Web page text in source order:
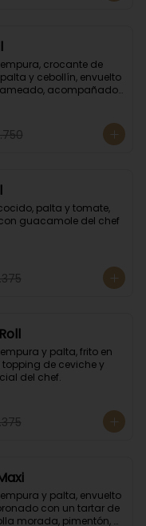
crocante de
y cebollín, envuelto
acompañado
palta y tomate,
guacamole del chef
y palta, frito en
topping de ceviche y
del chef.
y palta, envuelto
con un tartar de
morada, pimentón,